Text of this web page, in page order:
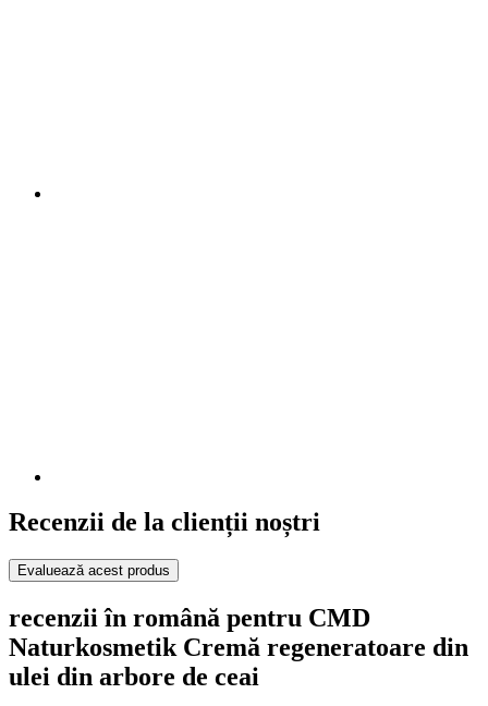
Recenzii de la clienții noștri
Evaluează acest produs
recenzii în română pentru CMD
Naturkosmetik Cremă regeneratoare din
ulei din arbore de ceai